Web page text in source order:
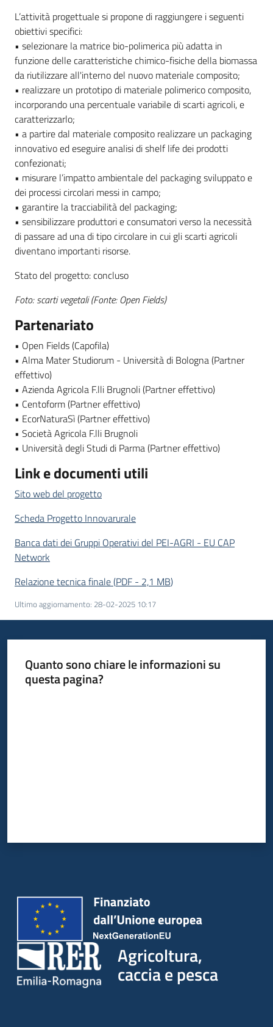
L’attività progettuale si propone di raggiungere i seguenti
obiettivi specifici:
• selezionare la matrice bio-polimerica più adatta in
funzione delle caratteristiche chimico-fisiche della biomassa
da riutilizzare all'interno del nuovo materiale composito;
• realizzare un prototipo di materiale polimerico composito,
incorporando una percentuale variabile di scarti agricoli, e
caratterizzarlo;
• a partire dal materiale composito realizzare un packaging
innovativo ed eseguire analisi di shelf life dei prodotti
confezionati;
• misurare l’impatto ambientale del packaging sviluppato e
dei processi circolari messi in campo;
• garantire la tracciabilità del packaging;
• sensibilizzare produttori e consumatori verso la necessità
di passare ad una di tipo circolare in cui gli scarti agricoli
diventano importanti risorse.
Stato del progetto: concluso
Foto: scarti vegetali (Fonte: Open Fields)
Partenariato
• Open Fields (Capofila)
• Alma Mater Studiorum - Università di Bologna (Partner
effettivo)
• Azienda Agricola F.lli Brugnoli (Partner effettivo)
• Centoform (Partner effettivo)
• EcorNaturaSì (Partner effettivo)
• Società Agricola F.lli Brugnoli
• Università degli Studi di Parma (Partner effettivo)
Link e documenti utili
Sito web del progetto
Scheda Progetto Innovarurale
Banca dati dei Gruppi Operativi del PEI-AGRI - EU CAP
Network
Relazione tecnica finale(PDF - 2,1 MB)
Ultimo aggiornamento: 28-02-2025 10:17
Quanto sono chiare le informazioni su
questa pagina?
Agricoltura,
caccia e pesca